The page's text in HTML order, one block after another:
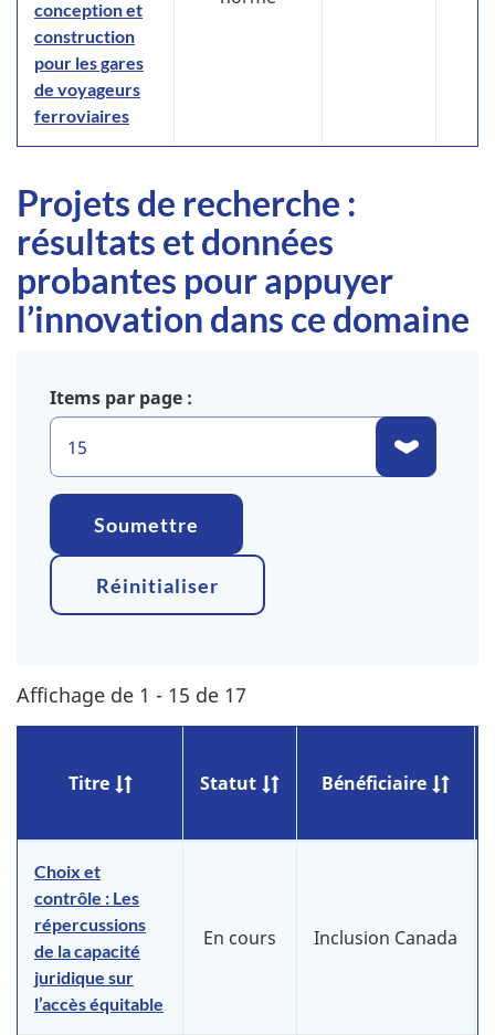
conception et
construction
pour les gares
de voyageurs
ferroviaires
Projets de recherche :
résultats et données
probantes pour appuyer
l’innovation dans ce domaine
Items par page
Soumettre
Réinitialiser
Affichage de 1 - 15 de 17
Titre Statut Bénéficiaire
Choix et
contrôle : Les
répercussions
de la capacité
juridique sur
l’accès équitable
En cours Inclusion Canada